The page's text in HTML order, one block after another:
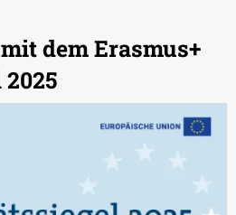
dem Erasmus+